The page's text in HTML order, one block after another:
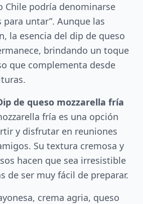
Chile podría denominarse
para untar”. Aunque las
la esencia del dip de queso
brindando un toque
que complementa desde
de queso mozzarella fría
fría es una opción
y disfrutar en reuniones
Su textura cremosa y
hacen que sea irresistible
de ser muy fácil de preparar.
crema agria, queso